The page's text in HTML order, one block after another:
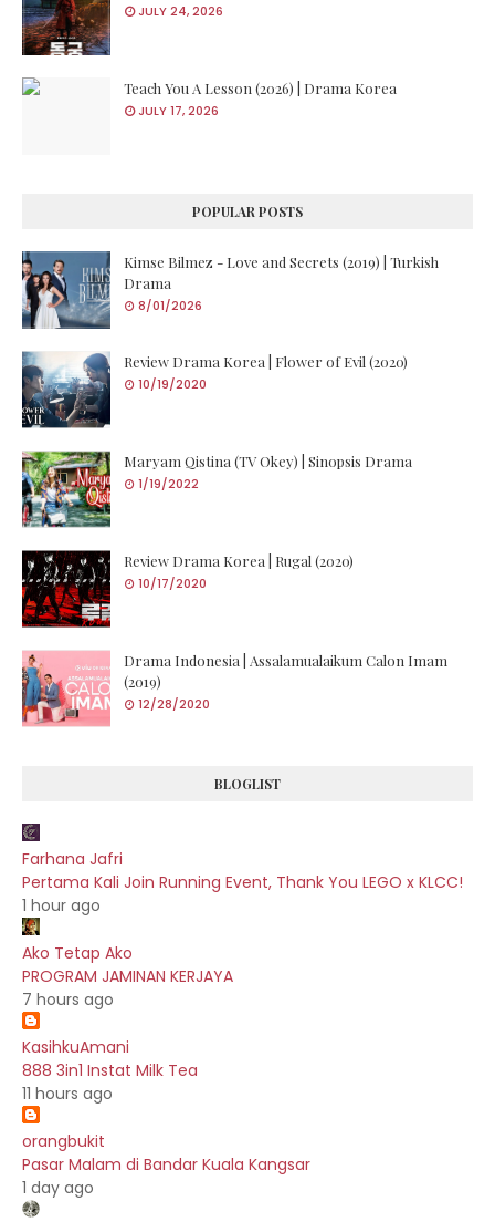
JULY 24, 2026
Teach You A Lesson (2026) | Drama Korea
JULY 17, 2026
POPULAR POSTS
Kimse Bilmez - Love and Secrets (2019) | Turkish
Drama
8/01/2026
Review Drama Korea | Flower of Evil (2020)
10/19/2020
Maryam Qistina (TV Okey) | Sinopsis Drama
1/19/2022
Review Drama Korea | Rugal (2020)
10/17/2020
Drama Indonesia | Assalamualaikum Calon Imam
(2019)
12/28/2020
BLOGLIST
Farhana Jafri
Pertama Kali Join Running Event, Thank You LEGO x KLCC!
1 hour ago
Ako Tetap Ako
PROGRAM JAMINAN KERJAYA
7 hours ago
KasihkuAmani
888 3in1 Instat Milk Tea
11 hours ago
orangbukit
Pasar Malam di Bandar Kuala Kangsar
1 day ago